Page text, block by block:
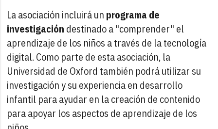
La asociación incluirá un programa de
investigación destinado a "comprender" el
aprendizaje de los niños a través de la tecnología
digital. Como parte de esta asociación, la
Universidad de Oxford también podrá utilizar su
investigación y su experiencia en desarrollo
infantil para ayudar en la creación de contenido
para apoyar los aspectos de aprendizaje de los